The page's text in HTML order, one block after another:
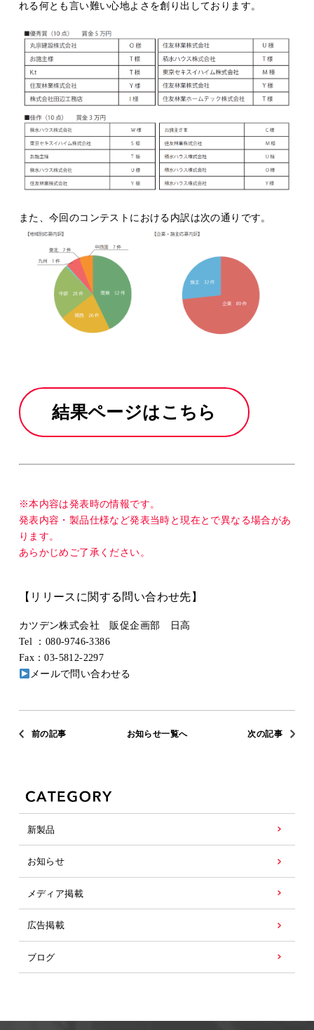
れる何とも言い難い心地よさを創り出しております。
また、今回のコンテストにおける内訳は次の通りです。
結果ページはこちら
※本内容は発表時の情報です。
発表内容・製品仕様など発表当時と現在とで異なる場合があ
ります。
あらかじめご了承ください。
【リリースに関する問い合わせ先】
カツデン株式会社 販促企画部 日高
Tel ：080-9746-3386
Fax：03-5812-2297
メールで問い合わせる
前の記事 お知らせ一覧へ 次の記事
新製品
お知らせ
メディア掲載
広告掲載
ブログ